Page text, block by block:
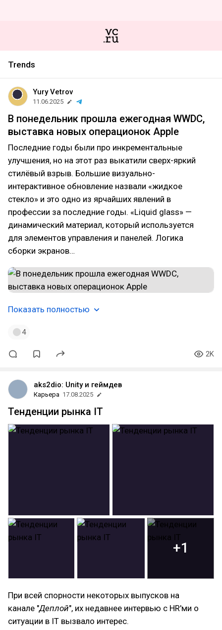
Trends
Yury Vetrov
11.06.2025
В понедельник прошла ежегодная WWDC,
выставка новых операционок Apple
Последние годы были про инкрементальные
улучшения, но на этот раз выкатили сверх-яркий
стилёвый взрыв. Большие визуально-
интерактивное обновление назвали «жидкое
стекло» и это одно из ярчайших явлений в
профессии за последние годы. «Liquid glass» —
динамический материал, который используется
для элементов управления и панелей. Логика
сборки экранов…
Показать полностью
4
2K
aks2dio: Unity и геймдев
Карьера 17.08.2025
Тенденции рынка IT
+1
При всей спорности некоторых выпусков на
канале "Деплой", их недавнее интервью с HR'ми о
ситуации в IT вызвало интерес.